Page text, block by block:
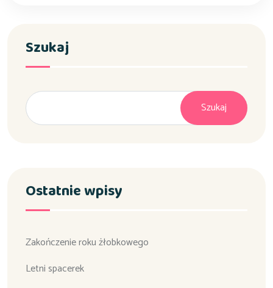
Szukaj
Szukaj
Ostatnie wpisy
Zakończenie roku żłobkowego
Letni spacerek